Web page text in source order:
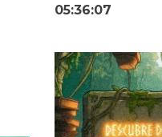
05:36:08